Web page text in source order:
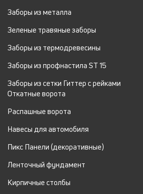
Заборы из металла
Зеленые травяные заборы
Заборы из термодревесины
Заборы из профнастила ST 15
Заборы из сетки Гиттер с рейками
Откатные ворота
Распашные ворота
Навесы для автомобиля
Пикс Панели (декоративные)
Ленточный фундамент
Кирпичные столбы